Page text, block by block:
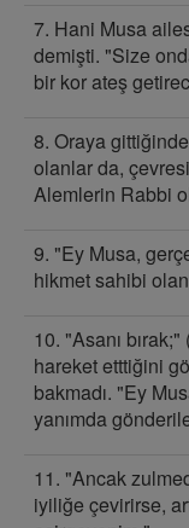
7. Hani Musa
demişti. "Size
bir kor ateş
8. Oraya
olanlar da,
Alemlerin Rabbi
9. "Ey Musa,
hikmet sahibi olan
10. "Asanı
hareket etttiğini
bakmadı. "Ey
yanımda
11. "Ancak
iyiliğe çevirirse,